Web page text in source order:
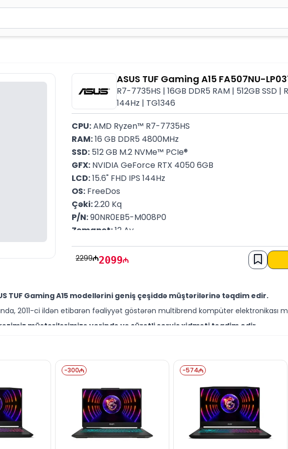
simvol yazın. Göndərmək üçün Enter düyməsini basın və ya nəticələr
ASUS TUF Gaming A15 FA507NU-
R7-7735HS | 16GB DDR5 RAM | 512GB SSD |
144Hz | TG1346
CPU: AMD Ryzen™ R7-7735HS
RAM: 16 GB DDR5 4800MHz
SSD: 512 GB M.2 NVMe™ PCIe®
GFX: NVIDIA GeForce RTX 4050 6GB
LCD: 15.6" FHD IPS 144Hz
OS: FreeDos
Çəki: 2.20 Kq
P/N: 90NR0EB5-M008P0
Zəmanət: 12 Ay
2299 2099
TUF Gaming A15 modellərini geniş çeşiddə müştərilərinə təqdim edir.
2011-ci ildən etibarən fəaliyyət göstərən multibrend kompüter elektronikası
müştərilərimizə yerində və sürətli servis xidməti təqdim edir.
M008P0 modelini Bakıda sərfəli qiymətə NƏĞD, KÖÇÜRMƏ həmçinin
digər brend məhsullarla bağlı suallarınızı saytımız vasitəsilə bizə yaza
mütəxəssislərimiz hər gün 10:00-19:00 saatlarında aktivdir.
M008P0 modeli ilə bağlı bütün suallarınızı saytımızın canlı dəstək
-300 -574